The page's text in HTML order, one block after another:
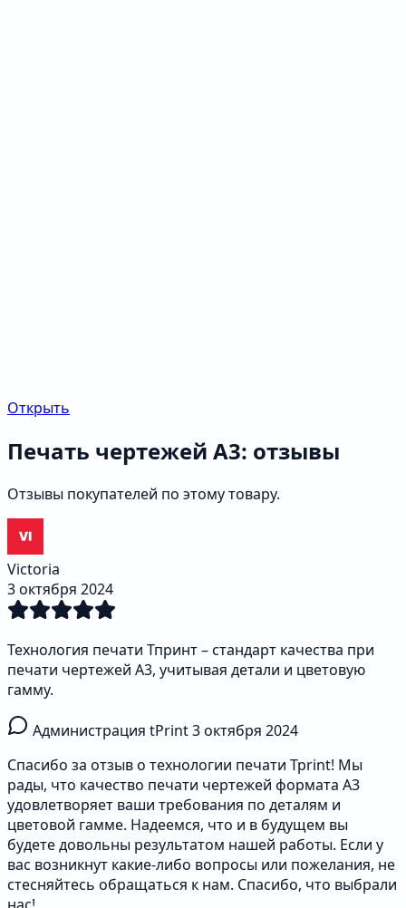
Открыть
Печать чертежей А3: отзывы
Отзывы покупателей по этому товару.
Victoria
3 октября 2024
Технология печати Тпринт – стандарт качества при
печати чертежей А3, учитывая детали и цветовую
гамму.
Администрация tPrint3 октября 2024
Спасибо за отзыв о технологии печати Tprint! Мы
рады, что качество печати чертежей формата A3
удовлетворяет ваши требования по деталям и
цветовой гамме. Надеемся, что и в будущем вы
будете довольны результатом нашей работы. Если у
вас возникнут какие-либо вопросы или пожелания, не
стесняйтесь обращаться к нам. Спасибо, что выбрали